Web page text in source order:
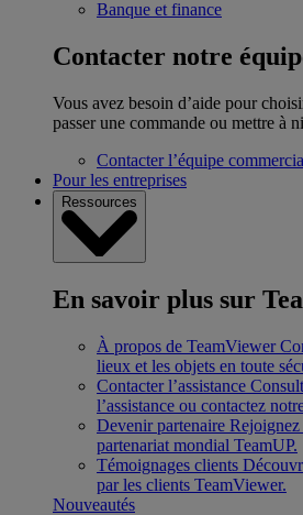
Banque et finance
Contacter notre
Vous avez besoin d’aide pour
passer une commande ou mettre à
Contacter l’équipe
Pour les entreprises
Ressources
En savoir plus sur
À propos de TeamViewer
lieux et les objets en toute
Contacter l’assistance
l’assistance ou contactez
Devenir partenaire Rejoignez
partenariat mondial TeamUP.
Témoignages clients
par les clients TeamViewer.
Nouveautés